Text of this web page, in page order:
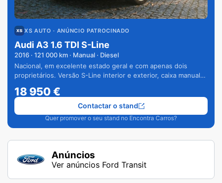
XS AUTO · ANÚNCIO PATROCINADO
Audi A3 1.6 TDI S-Line
2016 · 121 000 km · Manual · Diesel
Nacional, em excelente estado geral e com apenas dois
proprietários. Versão S-Line interior e exterior, caixa manual
18 950€
Quer promover o seu stand no Encontra Carros?
Contactar o stand
Anúncios
Ver anúncios Ford Transit